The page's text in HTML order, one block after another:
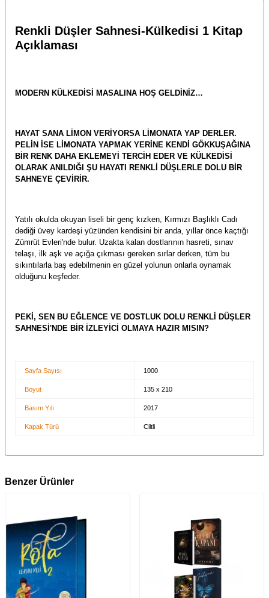
Renkli Düşler Sahnesi-Külkedisi 1 Kitap
Açıklaması
MODERN KÜLKEDİSİ MASALINA HOŞ GELDİNİZ…
HAYAT SANA LİMON VERİYORSA LİMONATA YAP DERLER.
PELİN İSE LİMONATA YAPMAK YERİNE KENDİ GÖKKUŞAĞINA
BİR RENK DAHA EKLEMEYİ TERCİH EDER VE KÜLKEDİSİ
OLARAK ANILDIĞI ŞU HAYATI RENKLİ DÜŞLERLE DOLU BİR
SAHNEYE ÇEVİRİR.
Yatılı okulda okuyan liseli bir genç kızken, Kırmızı Başlıklı Cadı
dediği üvey kardeşi yüzünden kendisini bir anda, yıllar önce kaçtığı
Zümrüt Evleri'nde bulur. Uzakta kalan dostlarının hasreti, sınav
telaşı, ilk aşk ve açığa çıkması gereken sırlar derken, tüm bu
sıkıntılarla baş edebilmenin en güzel yolunun onlarla oynamak
olduğunu keşfeder.
PEKİ, SEN BU EĞLENCE VE DOSTLUK DOLU RENKLİ DÜŞLER
SAHNESİ'NDE BİR İZLEYİCİ OLMAYA HAZIR MISIN?
Sayfa Sayısı 1000
Boyut 135 x 210
Basım Yılı 2017
Kapak Türü Ciltli
Benzer Ürünler